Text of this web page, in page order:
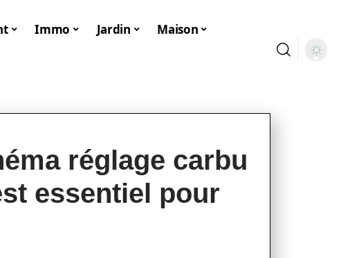
Immo Jardin Maison
réglage carbu
essentiel pour